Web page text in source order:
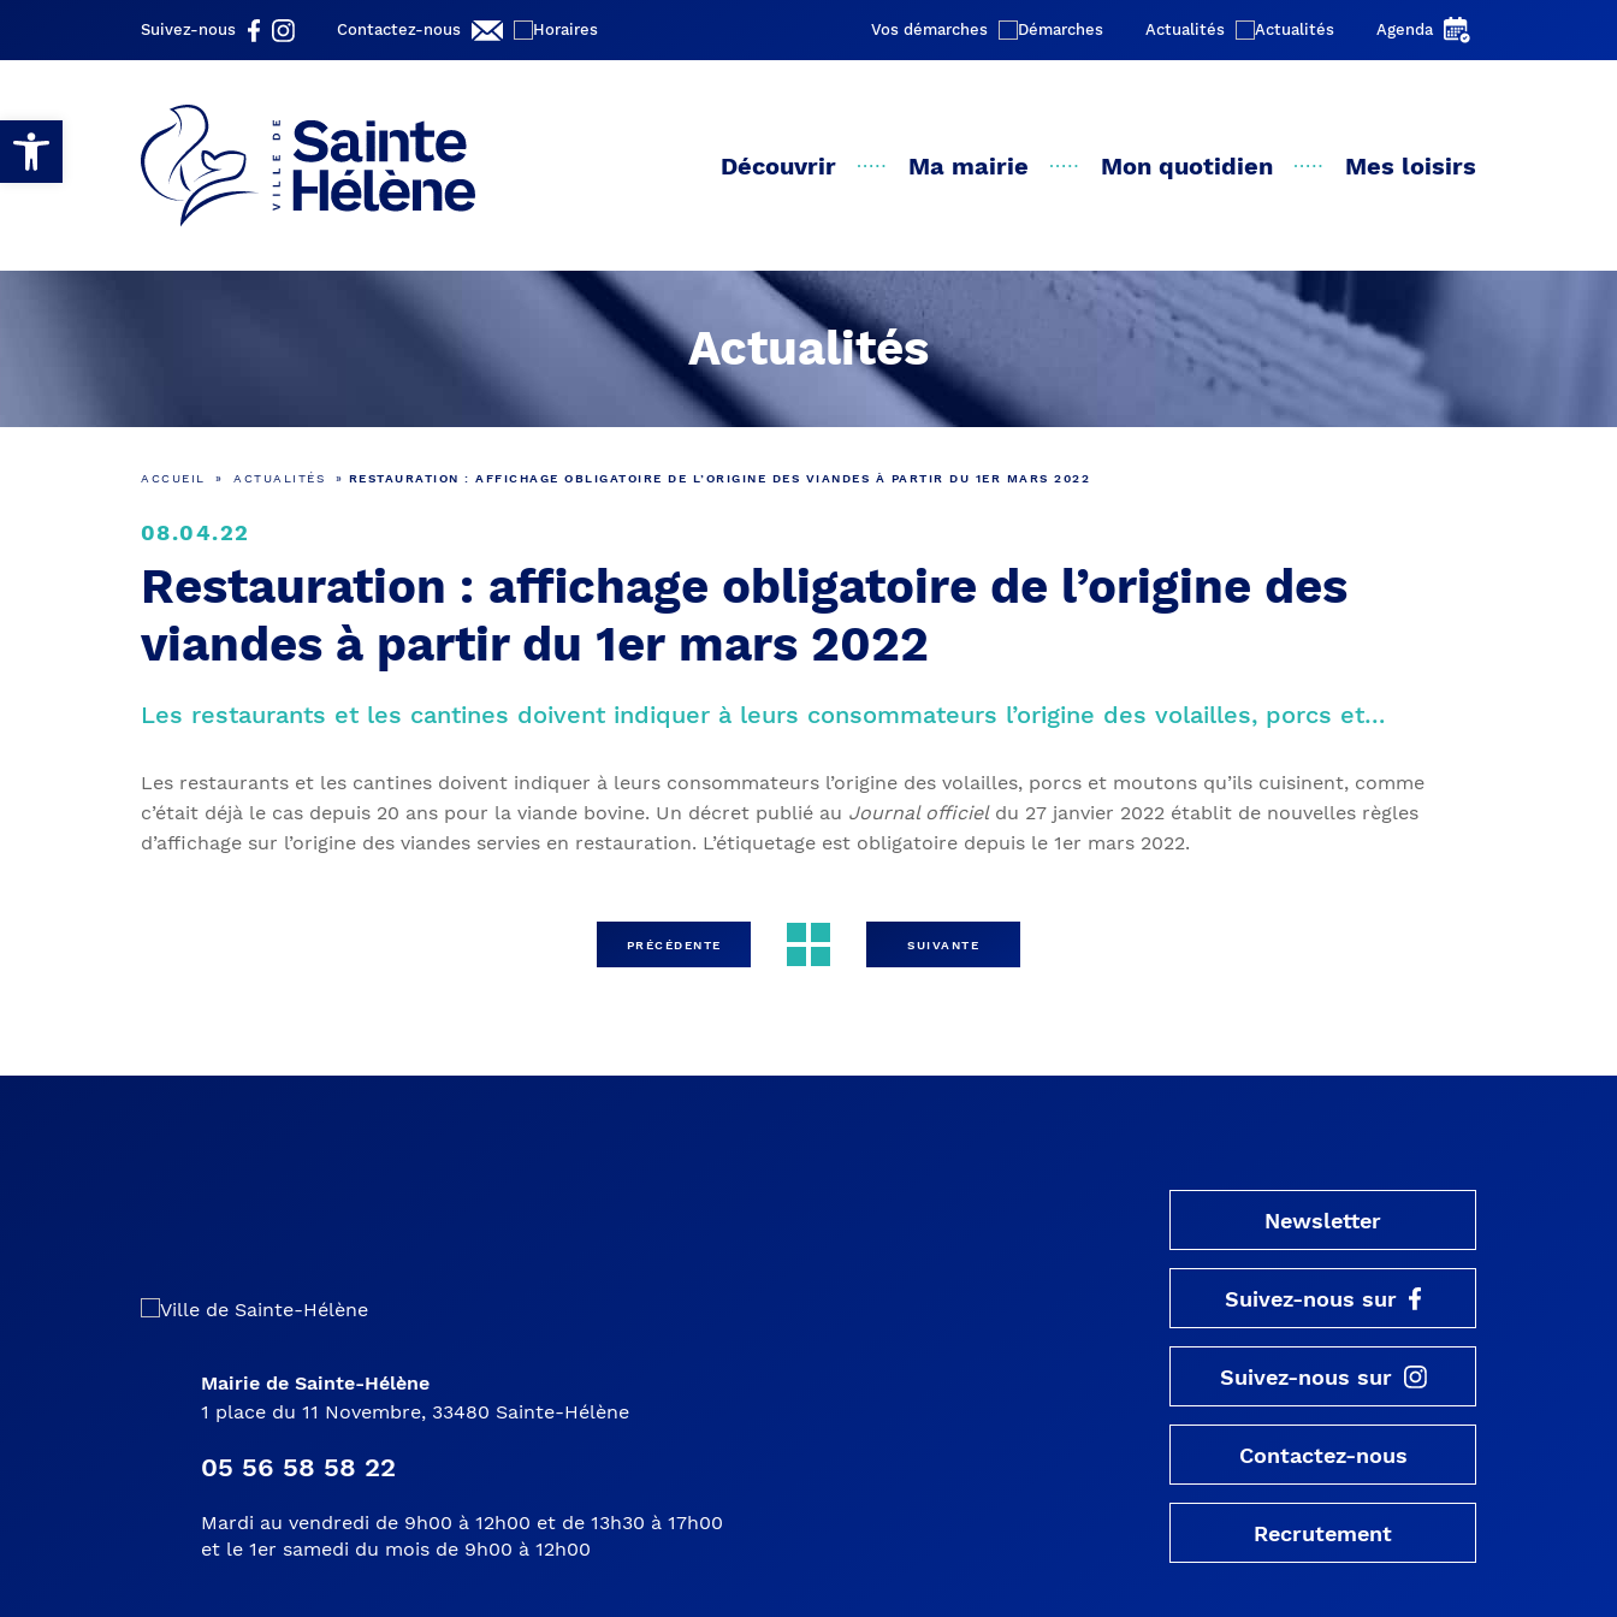
Ouvrir la barre d’outils
Suivez-nous Contactez-nous Vos démarches Actualités Agenda
Découvrir Ma mairie Mon quotidien Mes loisirs
Actualités
ACCUEIL » ACTUALITÉS » RESTAURATION : AFFICHAGE OBLIGATOIRE DE L’ORIGINE DES VIANDES À PARTIR DU 1ER MARS 2022
08.04.22
Restauration : affichage obligatoire de l’origine des
viandes à partir du 1er mars 2022
Les restaurants et les cantines doivent indiquer à leurs consommateurs l’origine des volailles, porcs et…
Les restaurants et les cantines doivent indiquer à leurs consommateurs l’origine des volailles, porcs et moutons qu’ils cuisinent, comme
c’était déjà le cas depuis 20 ans pour la viande bovine. Un décret publié au Journal officieldu 27 janvier 2022 établit de nouvelles règles
d’affichage sur l’origine des viandes servies en restauration. L’étiquetage est obligatoire depuis le 1er mars 2022.
PRÉCÉDENTE SUIVANTE
Mairie de Sainte-Hélène
1 place du 11 Novembre, 33480 Sainte-Hélène
05 56 58 58 22
Mardi au vendredi de 9h00 à 12h00 et de 13h30 à 17h00
et le 1er samedi du mois de 9h00 à 12h00
Newsletter
Suivez-nous sur
Suivez-nous sur
Contactez-nous
Recrutement